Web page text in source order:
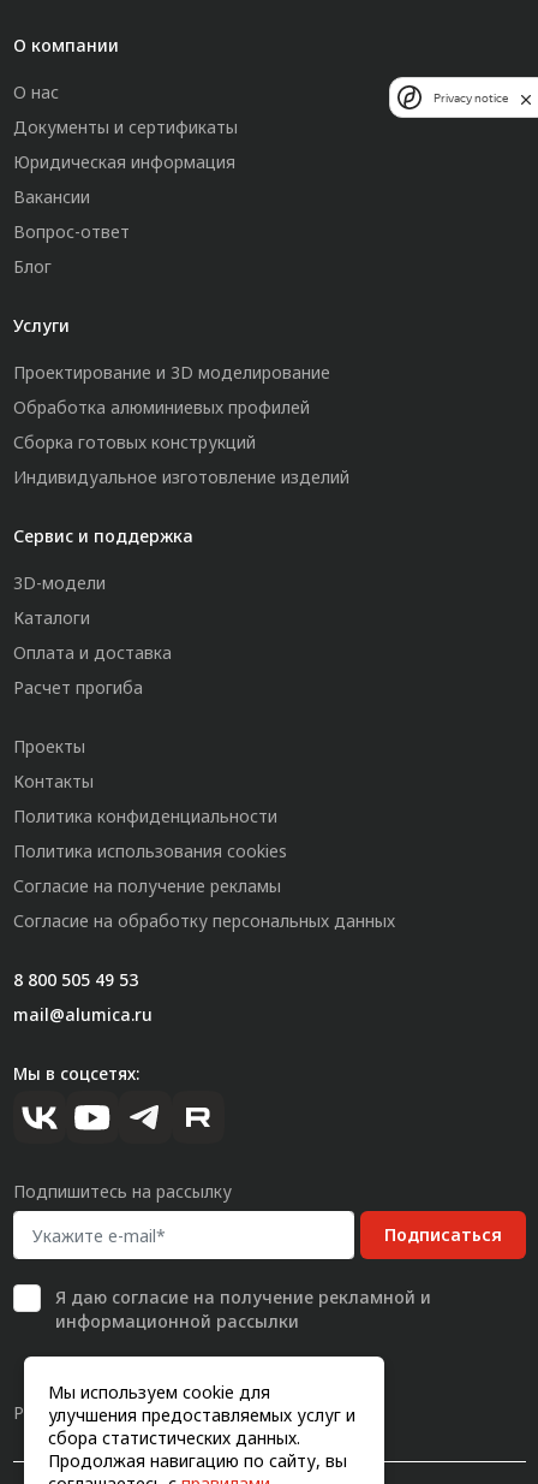
Мы используем cookie для
улучшения предоставляемых услуг и
сбора статистических данных.
Продолжая навигацию по сайту, вы
О компании
О нас
Документы и сертификаты
Юридическая информация
Вакансии
Вопрос-ответ
Блог
Услуги
Проектирование и 3D моделирование
Обработка алюминиевых профилей
Сборка готовых конструкций
Индивидуальное изготовление изделий
Сервис и поддержка
3D-модели
Каталоги
Оплата и доставка
Расчет прогиба
Проекты
Контакты
Политика конфиденциальности
Политика использования cookies
Согласие на получение рекламы
Согласие на обработку персональных данных
8 800 505 49 53
mail@alumica.ru
Мы в соцсетях:
Подпишитесь на рассылку
Подписаться
Я даю согласиена получение рекламной и
информационной рассылки
Разработка сайта
Privacy notice